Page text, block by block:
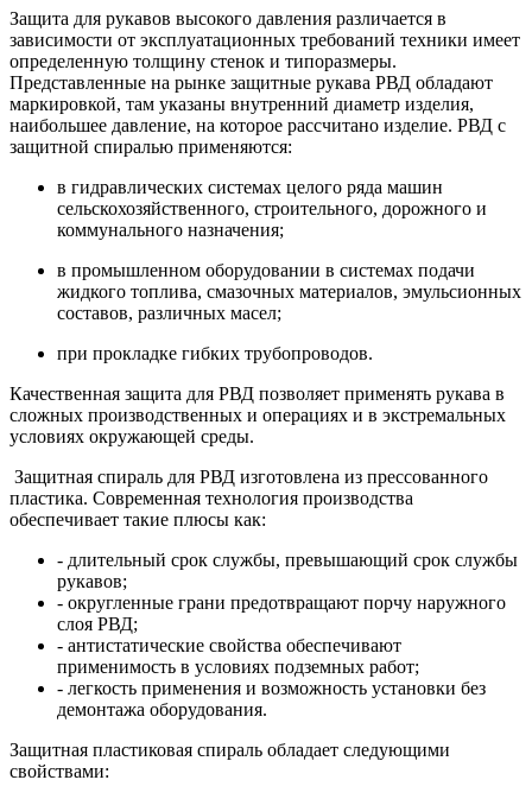
Защита для рукавов высокого давления различается в
зависимости от эксплуатационных требований техники имеет
определенную толщину стенок и типоразмеры.
Представленные на рынке защитные рукава РВД обладают
маркировкой, там указаны внутренний диаметр изделия,
наибольшее давление, на которое рассчитано изделие. РВД с
защитной спиралью применяются:
в гидравлических системах целого ряда машин
сельскохозяйственного, строительного, дорожного и
коммунального назначения;
в промышленном оборудовании в системах подачи
жидкого топлива, смазочных материалов, эмульсионных
составов, различных масел;
при прокладке гибких трубопроводов.
Качественная защита для РВД позволяет применять рукава в
сложных производственных и операциях и в экстремальных
условиях окружающей среды.
Защитная спираль для РВД изготовлена из прессованного
пластика. Современная технология производства
обеспечивает такие плюсы как:
- длительный срок службы, превышающий срок службы
рукавов;
- округленные грани предотвращают порчу наружного
слоя РВД;
- антистатические свойства обеспечивают
применимость в условиях подземных работ;
- легкость применения и возможность установки без
демонтажа оборудования.
Защитная пластиковая спираль обладает следующими
свойствами: